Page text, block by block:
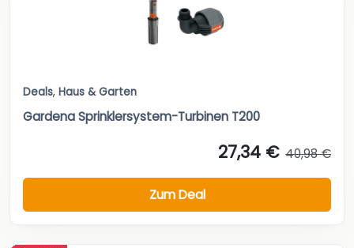
Deals, Haus & Garten
Gardena Sprinklersystem-Turbinen T200
27,34 € 40,98 €
Zum Deal